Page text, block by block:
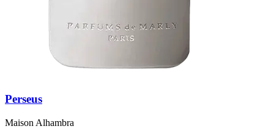
Perseus
Maison Alhambra